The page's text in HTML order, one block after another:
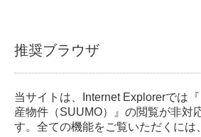
推奨ブラウザ
当サイトは、Internet Explorerでは
産物件（SUUMO）』の閲覧が非対
す。全ての機能をご覧いただくには